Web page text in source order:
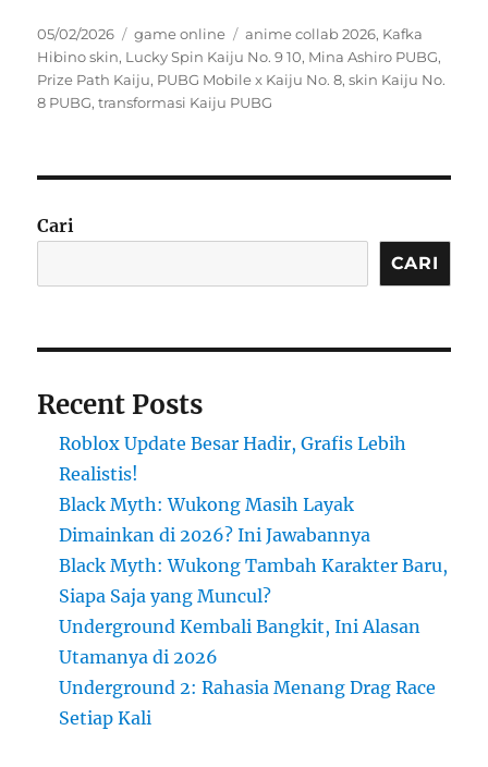
Posted
on
05/02/2026 Categories
game online Tags
anime collab 2026, Kafka
Hibino skin, Lucky Spin Kaiju No. 9 10, Mina Ashiro PUBG,
Prize Path Kaiju, PUBG Mobile x Kaiju No. 8,skin Kaiju No.
8 PUBG,transformasi Kaiju PUBG
Cari
CARI
Recent Posts
Roblox Update Besar Hadir, Grafis Lebih
Realistis!
Black Myth: Wukong Masih Layak
Dimainkan di 2026? Ini Jawabannya
Black Myth: Wukong Tambah Karakter Baru,
Siapa Saja yang Muncul?
Underground Kembali Bangkit, Ini Alasan
Utamanya di 2026
Underground 2: Rahasia Menang Drag Race
Setiap Kali